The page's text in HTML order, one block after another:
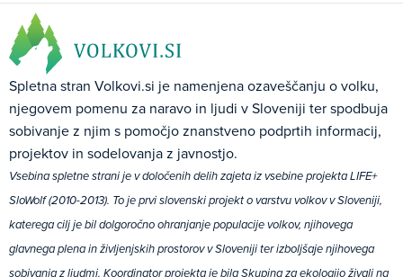
Spletna stran Volkovi.si je namenjena ozaveščanju o volku,
njegovem pomenu za naravo in ljudi v Sloveniji ter spodbuja
sobivanje z njim s pomočjo znanstveno podprtih informacij,
projektov in sodelovanja z javnostjo.
Vsebina spletne strani je v določenih delih zajeta iz vsebine projekta LIFE+
SloWolf (2010-2013). To je prvi slovenski projekt o varstvu volkov v Sloveniji,
katerega cilj je bil dolgoročno ohranjanje populacije volkov, njihovega
glavnega plena in življenjskih prostorov v Sloveniji ter izboljšaje njihovega
sobivanja z ljudmi. Koordinator projekta je bila Skupina za ekologijo živali na